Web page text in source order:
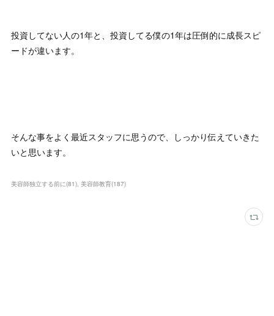
投資してない人の1年と、投資してる僕の1年は圧倒的に成長スピ
ードが違います。
そんな事をよく最近スタッフに思うので、しっかり伝えていきた
いと思います。
美容師独立する前に(81) 美容師教育(187)